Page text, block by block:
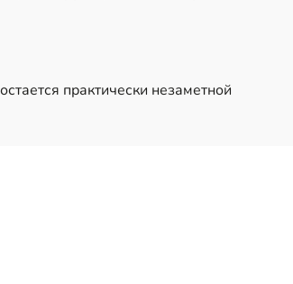
практически незаметной